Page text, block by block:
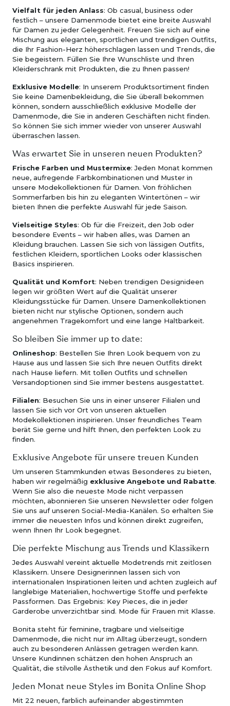
Vielfalt für jeden Anlass: Ob casual, business oder
festlich – unsere Damenmode bietet eine breite Auswahl
für Damen zu jeder Gelegenheit. Freuen Sie sich auf eine
Mischung aus eleganten, sportlichen und trendigen Outfits,
die Ihr Fashion-Herz höherschlagen lassen und Trends, die
Sie begeistern. Füllen Sie Ihre Wunschliste und Ihren
Kleiderschrank mit Produkten, die zu Ihnen passen!
Exklusive Modelle: In unserem Produktsortiment finden
Sie keine Damenbekleidung, die Sie überall bekommen
können, sondern ausschließlich exklusive Modelle der
Damenmode, die Sie in anderen Geschäften nicht finden.
So können Sie sich immer wieder von unserer Auswahl
überraschen lassen.
Was erwartet Sie in unseren neuen Produkten?
Frische Farben und Mustermixe: Jeden Monat kommen
neue, aufregende Farbkombinationen und Muster in
unsere Modekollektionen für Damen. Von fröhlichen
Sommerfarben bis hin zu eleganten Wintertönen – wir
bieten Ihnen die perfekte Auswahl für jede Saison.
Vielseitige Styles: Ob für die Freizeit, den Job oder
besondere Events – wir haben alles, was Damen an
Kleidung brauchen. Lassen Sie sich von lässigen Outfits,
festlichen Kleidern, sportlichen Looks oder klassischen
Basics inspirieren.
Qualität und Komfort: Neben trendigen Designideen
legen wir größten Wert auf die Qualität unserer
Kleidungsstücke für Damen. Unsere Damenkollektionen
bieten nicht nur stylische Optionen, sondern auch
angenehmen Tragekomfort und eine lange Haltbarkeit.
So bleiben Sie immer up to date:
Onlineshop: Bestellen Sie Ihren Look bequem von zu
Hause aus und lassen Sie sich Ihre neuen Outfits direkt
nach Hause liefern. Mit tollen Outfits und schnellen
Versandoptionen sind Sie immer bestens ausgestattet.
Filialen: Besuchen Sie uns in einer unserer Filialen und
lassen Sie sich vor Ort von unseren aktuellen
Modekollektionen inspirieren. Unser freundliches Team
berät Sie gerne und hilft Ihnen, den perfekten Look zu
finden.
Exklusive Angebote für unsere treuen Kunden
Um unseren Stammkunden etwas Besonderes zu bieten,
haben wir regelmäßig exklusive Angebote und Rabatte.
Wenn Sie also die neueste Mode nicht verpassen
möchten, abonnieren Sie unseren Newsletter oder folgen
Sie uns auf unseren Social-Media-Kanälen. So erhalten Sie
immer die neuesten Infos und können direkt zugreifen,
wenn Ihnen Ihr Look begegnet.
Die perfekte Mischung aus Trends und Klassikern
Jedes Auswahl vereint aktuelle Modetrends mit zeitlosen
Klassikern. Unsere Designerinnen lassen sich von
internationalen Inspirationen leiten und achten zugleich auf
langlebige Materialien, hochwertige Stoffe und perfekte
Passformen. Das Ergebnis: Key Pieces, die in jeder
Garderobe unverzichtbar sind. Mode für Frauen mit Klasse.
Bonita steht für feminine, tragbare und vielseitige
Damenmode, die nicht nur im Alltag überzeugt, sondern
auch zu besonderen Anlässen getragen werden kann.
Unsere Kundinnen schätzen den hohen Anspruch an
Qualität, die stilvolle Ästhetik und den Fokus auf Komfort.
Jeden Monat neue Styles im Bonita Online Shop
Mit 22 neuen, farblich aufeinander abgestimmten